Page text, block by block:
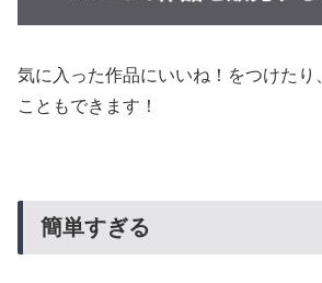
気に入った作品にいいね！をつけたり
こともできます！
簡単すぎる